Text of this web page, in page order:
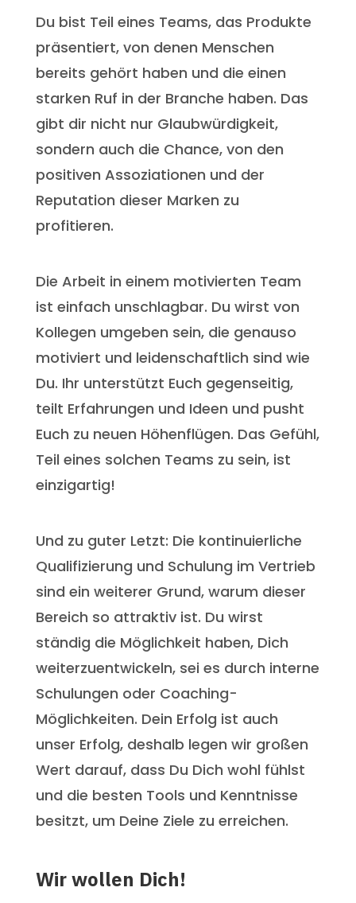
Du bist Teil eines Teams, das Produkte
präsentiert, von denen Menschen
bereits gehört haben und die einen
starken Ruf in der Branche haben. Das
gibt dir nicht nur Glaubwürdigkeit,
sondern auch die Chance, von den
positiven Assoziationen und der
Reputation dieser Marken zu
profitieren.
Die Arbeit in einem motivierten Team
ist einfach unschlagbar. Du wirst von
Kollegen umgeben sein, die genauso
motiviert und leidenschaftlich sind wie
Du. Ihr unterstützt Euch gegenseitig,
teilt Erfahrungen und Ideen und pusht
Euch zu neuen Höhenflügen. Das Gefühl,
Teil eines solchen Teams zu sein, ist
einzigartig!
Und zu guter Letzt: Die kontinuierliche
Qualifizierung und Schulung im Vertrieb
sind ein weiterer Grund, warum dieser
Bereich so attraktiv ist. Du wirst
ständig die Möglichkeit haben, Dich
weiterzuentwickeln, sei es durch interne
Schulungen oder Coaching-
Möglichkeiten. Dein Erfolg ist auch
unser Erfolg, deshalb legen wir großen
Wert darauf, dass Du Dich wohl fühlst
und die besten Tools und Kenntnisse
besitzt, um Deine Ziele zu erreichen.
Wir wollen Dich!